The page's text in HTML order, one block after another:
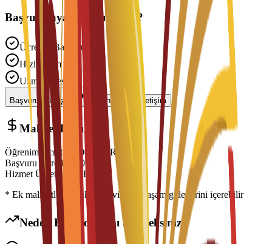
Başvurmaya Hazır mısınız?
Ücretsiz Başvuru
Hızlı İşlem
Uzman Desteği
Başvuruyu Başlat Danışmanla İletişim
Maliyet Dağılımı
Öğrenim Ücreti 7,000
EUR
Başvuru Ücreti
300EUR
Hizmet Ücreti
€
EUR
* Ek maliyetler konaklama, vize ve yaşam giderlerini içerebilir
Neden Bu Programı Seçmelisiniz?